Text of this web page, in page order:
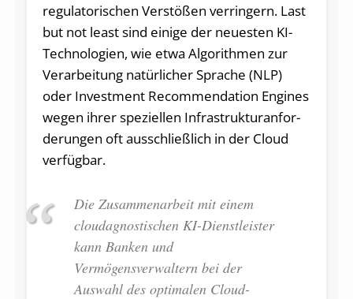
regulatorischen Verstößen verringern. Last
but not least sind einige der neuesten KI-
Technologien, wie etwa Algorithmen zur
Verarbeitung natürlicher Sprache (NLP)
oder Investment Recommendation Engines
wegen ihrer speziellen Infra­struktur­anfor­
der­ungen oft ausschließlich in der Cloud
verfügbar.
Die Zusammenarbeit mit einem
cloudagnostischen KI-Dienstleister
kann Banken und
Vermögensverwaltern bei der
Auswahl des optimalen Cloud-